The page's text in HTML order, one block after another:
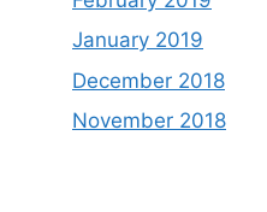
January 2019
December 2018
November 2018